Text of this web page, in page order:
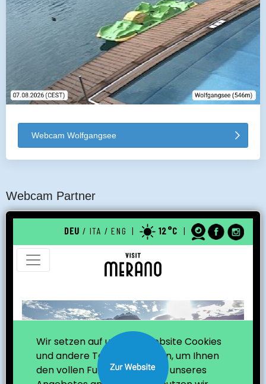
Webcam Wolfgangsee
Webcam Partner